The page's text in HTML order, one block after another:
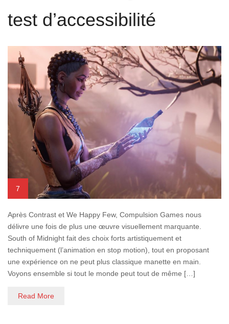
test d’accessibilité
7
Après Contrast et We Happy Few, Compulsion Games nous
délivre une fois de plus une œuvre visuellement marquante.
South of Midnight fait des choix forts artistiquement et
techniquement (l’animation en stop motion), tout en proposant
une expérience on ne peut plus classique manette en main.
Voyons ensemble si tout le monde peut tout de même […]
Read More